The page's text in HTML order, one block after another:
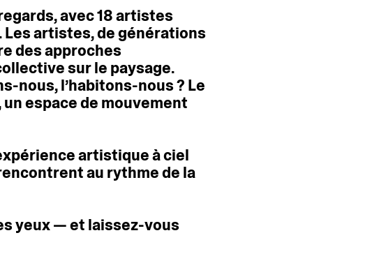
avec18artistes
Lesartistes,degénérations
desapproches
surle paysage.
nous,l’habitons-nous? Le
unespacede mouvement
artistiqueàciel
au rythmede la
yeux—et laissez-vous